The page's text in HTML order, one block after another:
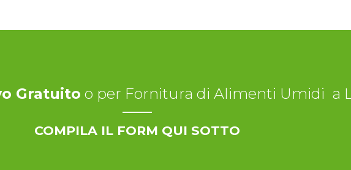
Gratuito o per Fornitura di Alimenti Umidi a
COMPILA IL FORM QUI SOTTO